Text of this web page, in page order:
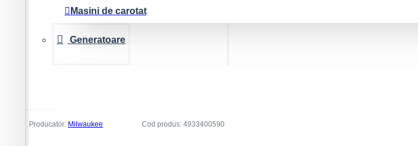
Masini de carotat
Generatoare
Producator: Milwaukee Cod produs: 4933400590